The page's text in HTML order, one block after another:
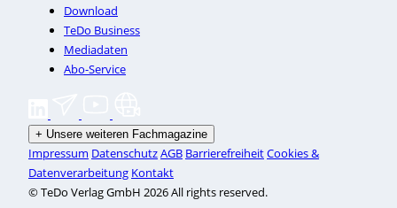
Download
TeDo Business
Mediadaten
Abo-Service
+ Unsere weiteren Fachmagazine
Impressum DatenschutzAGB BarrierefreiheitCookies &
Datenverarbeitung Kontakt
© TeDo Verlag GmbH 2026 All rights reserved.